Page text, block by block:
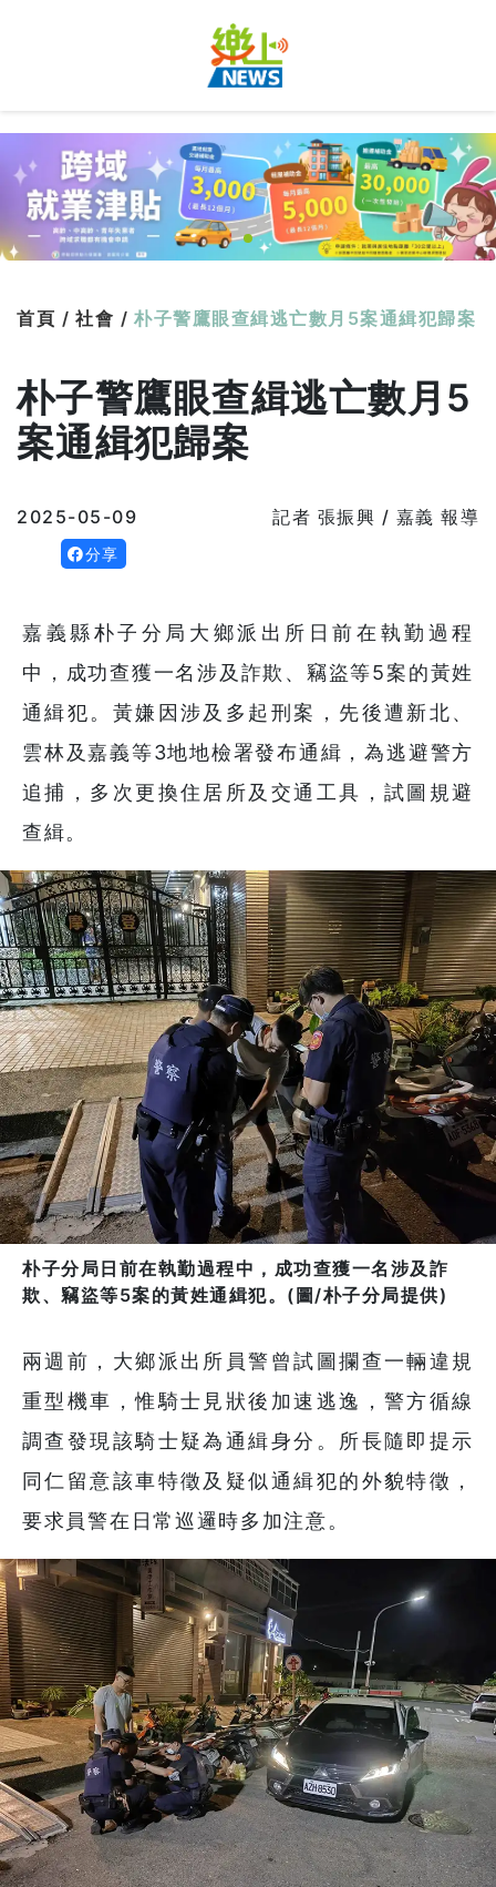
首頁 / 社會 / 朴子警鷹眼查緝逃亡數月5案通緝犯歸案
朴子警鷹眼查緝逃亡數月5
案通緝犯歸案
2025-05-09 記者 張振興 / 嘉義 報導
分享
嘉義縣朴子分局大鄉派出所日前在執勤過程
中，成功查獲一名涉及詐欺、竊盜等5案的黃姓
通緝犯。黃嫌因涉及多起刑案，先後遭新北、
雲林及嘉義等3地地檢署發布通緝，為逃避警方
追捕，多次更換住居所及交通工具，試圖規避
查緝。
朴子分局日前在執勤過程中，成功查獲一名涉及詐
欺、竊盜等5案的黃姓通緝犯。(圖/朴子分局提供)
兩週前，大鄉派出所員警曾試圖攔查一輛違規
重型機車，惟騎士見狀後加速逃逸，警方循線
調查發現該騎士疑為通緝身分。所長隨即提示
同仁留意該車特徵及疑似通緝犯的外貌特徵，
要求員警在日常巡邏時多加注意。